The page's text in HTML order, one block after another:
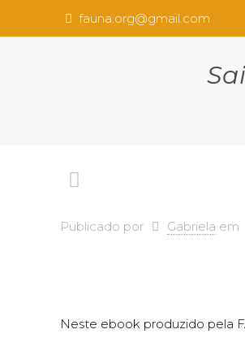
fauna.org@gmail.com
Publicado por Gabriela em
Neste ebook produzido pela